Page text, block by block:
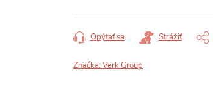
Opýtať sa Strážiť
Značka:Verk Group